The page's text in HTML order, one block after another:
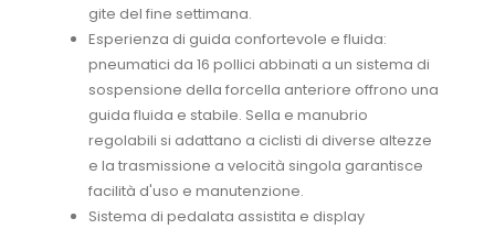
gite del fine settimana.
Esperienza di guida confortevole e fluida:
pneumatici da 16 pollici abbinati a un sistema di
sospensione della forcella anteriore offrono una
guida fluida e stabile. Sella e manubrio
regolabili si adattano a ciclisti di diverse altezze
e la trasmissione a velocità singola garantisce
facilità d'uso e manutenzione.
Sistema di pedalata assistita e display